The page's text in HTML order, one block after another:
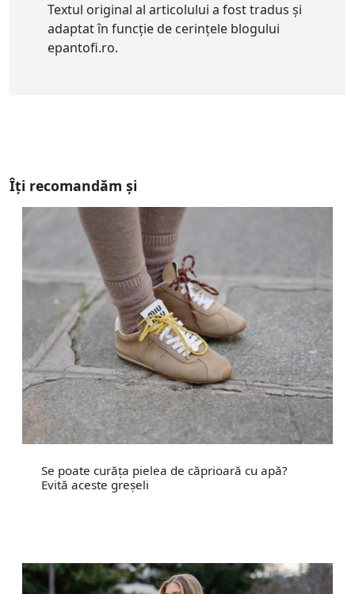
Textul original al articolului a fost tradus și
adaptat în funcție de cerințele blogului
epantofi.ro.
Îți recomandăm și
Se poate curăța pielea de căprioară cu apă?
Evită aceste greșeli